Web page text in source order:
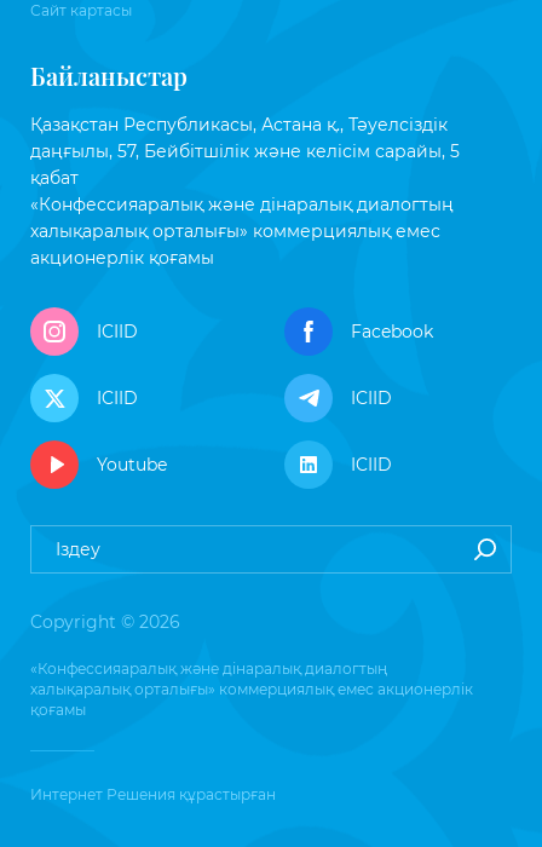
Сайт картасы
Байланыстар
Қазақстан Республикасы, Астана қ., Тәуелсіздік
даңғылы, 57, Бейбітшілік және келісім сарайы, 5
қабат
«Конфессияаралық және дінаралық диалогтың
халықаралық орталығы» коммерциялық емес
акционерлік қоғамы
ICIID Facebook
ICIID ICIID
Youtube ICIID
Copyright © 2026
«Конфессияаралық және дінаралық диалогтың
халықаралық орталығы» коммерциялық емес акционерлік
қоғамы
Интернет Решения құрастырған